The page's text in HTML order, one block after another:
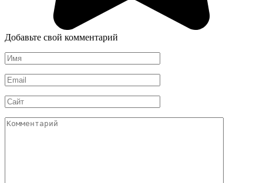
Добавьте свой комментарий
Имя
*
Email
*
Сайт
Комментарий